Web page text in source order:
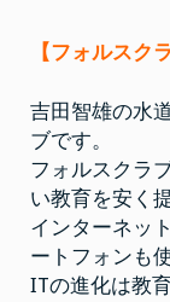
【フォルスク
吉田智雄の水
ブです。
フォルスクラ
い教育を安く
インターネッ
ートフォンも
ITの進化は教